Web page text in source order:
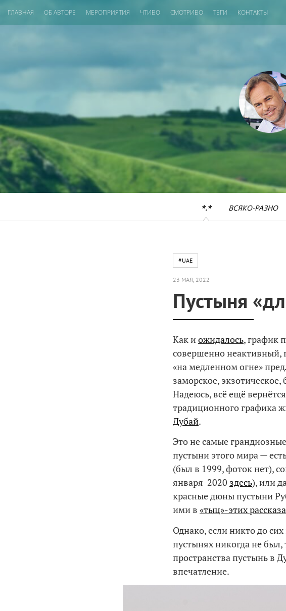
ГЛАВНАЯ ОБ АВТОРЕ МЕРОПРИЯТИЯ ЧТИВО СМОТРИВО ТЕГИ КОНТАКТЫ
*.* ВСЯКО-РАЗНО
#UAE
23 МАЯ, 2022
Пустыня
Как иожидалось, график
совершенно неактивный,
«на медленном огне»
заморское,
Надеюсь, всё ещё
традиционного графика
Дубай.
Это не самые
пустыни этого мира —
(был в 1999, фоток нет),
января-2020 здесь), или
красные дюны пустыни
ими в «тыц»-этих
Однако, если никто до
пустынях никогда не
пространства пустынь в
впечатление.